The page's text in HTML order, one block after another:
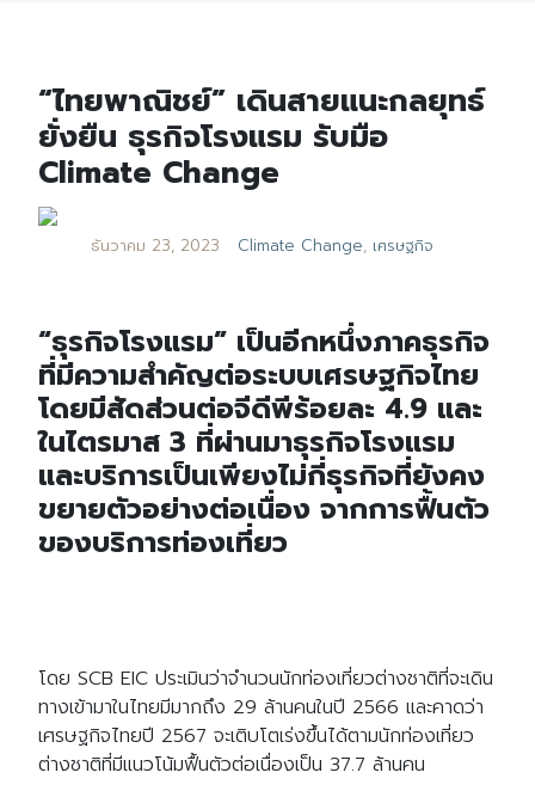
“ไทยพาณิชย์” เดินสายแนะกลยุทธ์
ยั่งยืน ธุรกิจโรงแรม รับมือ
Climate Change
ธันวาคม 23, 2023 Climate Change, เศรษฐกิจ
“ธุรกิจโรงแรม” เป็นอีกหนึ่งภาคธุรกิจ
ที่มีความสำคัญต่อระบบเศรษฐกิจไทย
โดยมีสัดส่วนต่อจีดีพีร้อยละ 4.9 และ
ในไตรมาส 3 ที่ผ่านมาธุรกิจโรงแรม
และบริการเป็นเพียงไม่กี่ธุรกิจที่ยังคง
ขยายตัวอย่างต่อเนื่อง จากการฟื้นตัว
ของบริการท่องเที่ยว
โดย SCB EIC ประเมินว่าจำนวนนักท่องเที่ยวต่างชาติที่จะเดิน
ทางเข้ามาในไทยมีมากถึง 29 ล้านคนในปี 2566 และคาดว่า
เศรษฐกิจไทยปี 2567 จะเติบโตเร่งขึ้นได้ตามนักท่องเที่ยว
ต่างชาติที่มีแนวโน้มฟื้นตัวต่อเนื่องเป็น 37.7 ล้านคน